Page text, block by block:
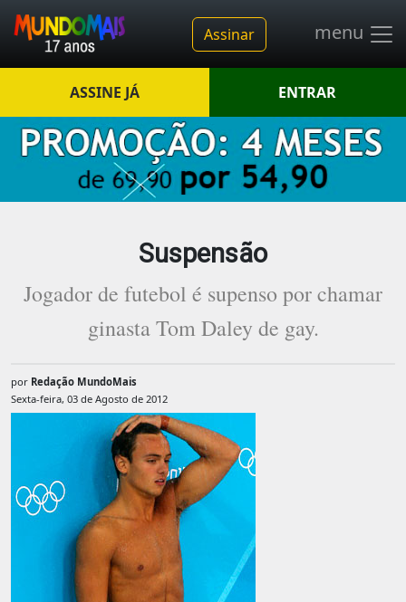
Assinar menu
ASSINE JÁ ENTRAR
Suspensão
Jogador de futebol é supenso por chamar
ginasta Tom Daley de gay.
por Redação MundoMais
Sexta-feira, 03 de Agosto de 2012